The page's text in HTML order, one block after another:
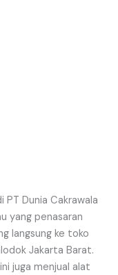
Dunia Cakrawala
yang penasaran
langsung ke toko
Jakarta Barat.
juga menjual alat